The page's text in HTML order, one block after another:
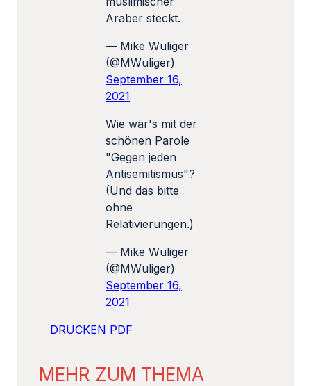
Araber steckt.
— Mike Wuliger
(@MWuliger)
September 16,
2021
Wie wär's mit der
schönen Parole
"Gegen jeden
Antisemitismus"?
(Und das bitte
ohne
Relativierungen.)
— Mike Wuliger
(@MWuliger)
September 16,
2021
DRUCKEN PDF
MEHR ZUM THEMA